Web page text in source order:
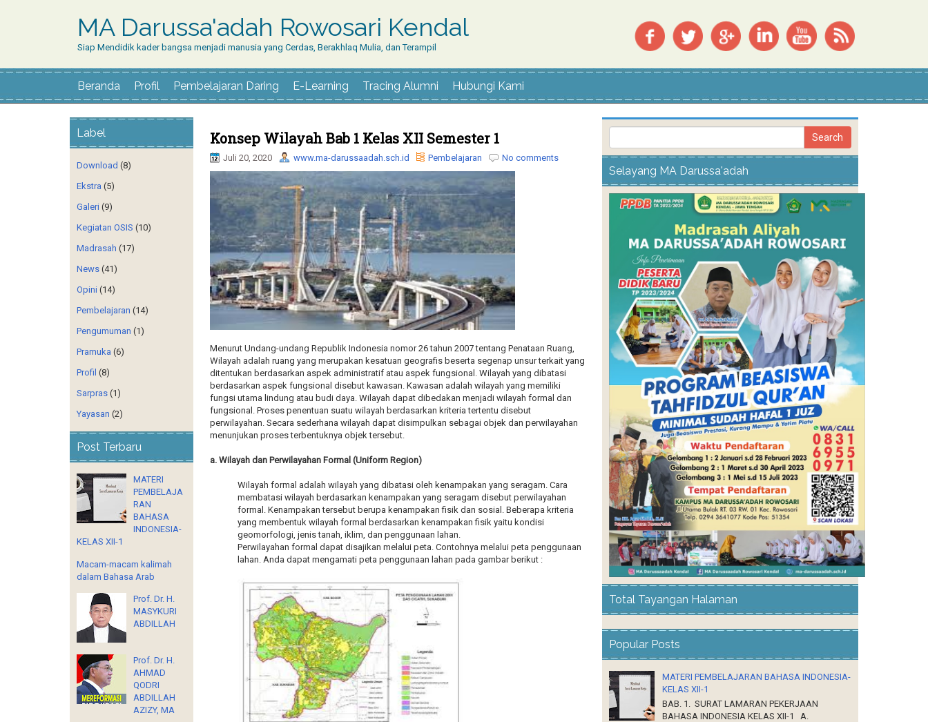
MA Darussa'adah Rowosari Kendal
Siap Mendidik kader bangsa menjadi manusia yang Cerdas, Berakhlaq Mulia, dan Terampil
Beranda Profil Pembelajaran Daring E-Learning Tracing Alumni Hubungi Kami
Konsep Wilayah Bab 1 Kelas XII Semester 1
Juli 20, 2020 www.ma-darussaadah.sch.id Pembelajaran No comments
Menurut Undang-undang Republik Indonesia nomor 26 tahun 2007 tentang Penataan Ruang,
Wilayah adalah ruang yang merupakan kesatuan geografis beserta segenap unsur terkait yang
ditentukan berdasarkan aspek administratif atau aspek fungsional. Wilayah yang dibatasi
berdasarkan aspek fungsional disebut kawasan. Kawasan adalah wilayah yang memiliki
fungsi utama lindung atau budi daya. Wilayah dapat dibedakan menjadi wilayah formal dan
fungsional. Proses penentuan suatu wilayah berdasarkan kriteria tertentu disebut
perwilayahan. Secara sederhana wilayah dapat disimpulkan sebagai objek dan perwilayahan
menunjukan proses terbentuknya objek tersebut.
a. Wilayah dan Perwilayahan Formal (Uniform Region)
Wilayah formal adalah wilayah yang dibatasi oleh kenampakan yang seragam. Cara
membatasi wilayah berdasarkan kenampakan yang seragam disebut perwilayahan
formal. Kenampakan tersebut berupa kenampakan fisik dan sosial. Beberapa kriteria
yang membentuk wilayah formal berdasarkan kenampakan fisik yaitu kondisi
geomorfologi, jenis tanah, iklim, dan penggunaan lahan.
Perwilayahan formal dapat disajikan melalui peta. Contohnya melalui peta penggunaan
lahan. Anda dapat mengamati peta penggunaan lahan pada gambar berikut :
Label
Download (8)
Ekstra (5)
Galeri (9)
Kegiatan OSIS (10)
Madrasah (17)
News (41)
Opini (14)
Pembelajaran (14)
Pengumuman (1)
Pramuka (6)
Profil (8)
Sarpras (1)
Yayasan (2)
Post Terbaru
MATERI
PEMBELAJA
RAN
BAHASA
INDONESIA-
KELAS XII-1
Macam-macam kalimah
dalam Bahasa Arab
Prof. Dr. H.
MASYKURI
ABDILLAH
Prof. Dr. H.
AHMAD
QODRI
ABDILLAH
AZIZY, MA
Selayang MA Darussa'adah
Total Tayangan Halaman
Popular Posts
MATERI PEMBELAJARAN BAHASA INDONESIA-
KELAS XII-1
BAB. 1. SURAT LAMARAN PEKERJAAN
BAHASA INDONESIA KELAS XII-1 A.